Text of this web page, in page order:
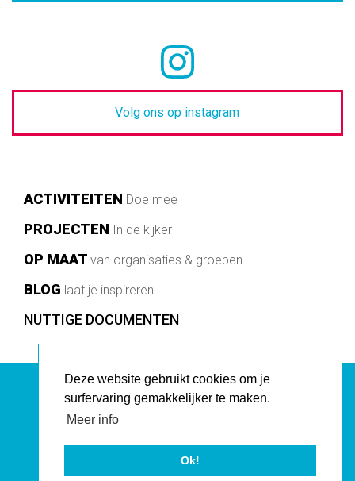
Deze website gebruikt cookies om je
surfervaring gemakkelijker te maken.
Meer info
Ok!
Volg ons op instagram
Main
ACTIVITEITEN Doe mee
PROJECTEN In de kijker
OP MAAT van organisaties & groepen
BLOG laat je inspireren
Footer
NUTTIGE DOCUMENTEN
AVANSA CITIZENNE vzw
Vlaamsesteenweg 198, 1000 Brussel E:
info@avansa-citizenne.be